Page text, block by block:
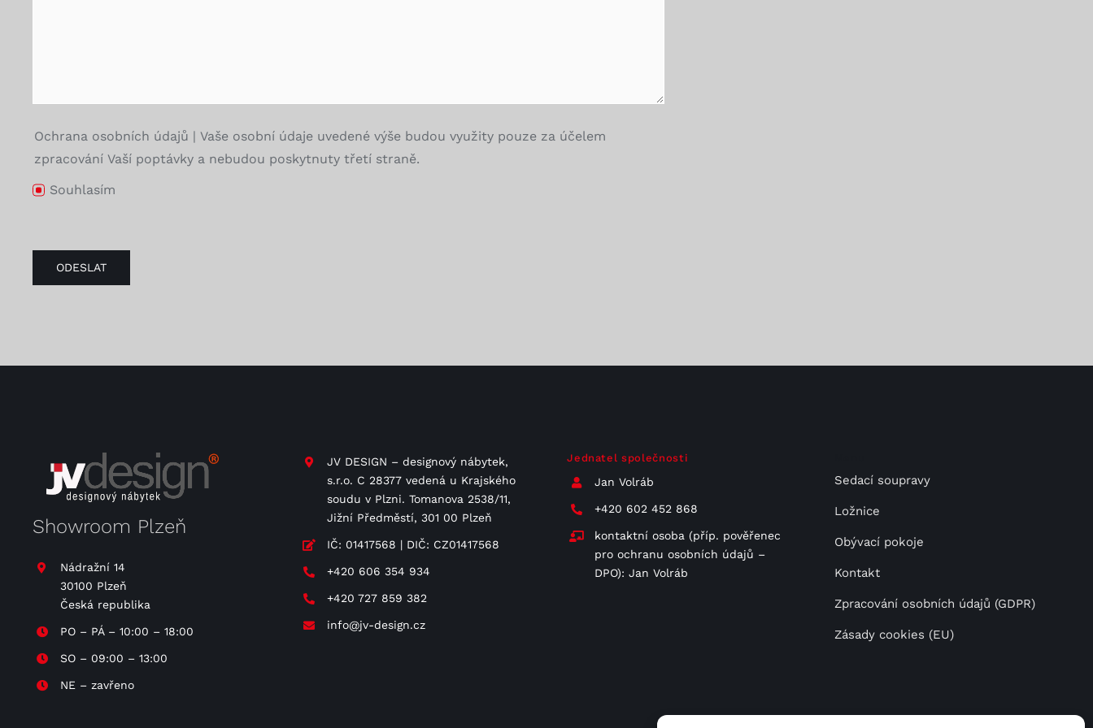
Ochrana osobních údajů | Vaše osobní údaje uvedené výše budou využity pouze za účelem
zpracování Vaší poptávky a nebudou poskytnuty třetí straně.
Souhlasím
ODESLAT
Showroom Plzeň
Nádražní 14
30100 Plzeň
Česká republika
PO – PÁ – 10:00 – 18:00
SO – 09:00 – 13:00
NE – zavřeno
JV DESIGN – designový nábytek,
s.r.o. C 28377 vedená u Krajského
soudu v Plzni. Tomanova 2538/11,
Jižní Předměstí, 301 00 Plzeň
IČ: 01417568 | DIČ: CZ01417568
+420 606 354 934
+420 727 859 382
info@jv-design.cz
Jednatel společnosti
Jan Volráb
+420 602 452 868
kontaktní osoba (příp. pověřenec
pro ochranu osobních údajů –
DPO): Jan Volráb
Sedací soupravy
Ložnice
Obývací pokoje
Kontakt
Zpracování osobních údajů (GDPR)
Zásady cookies (EU)